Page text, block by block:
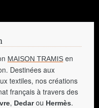
MAISON TRAMIS en
Destinées aux
textiles, nos créations
français à travers des
, Dedarou Hermès.